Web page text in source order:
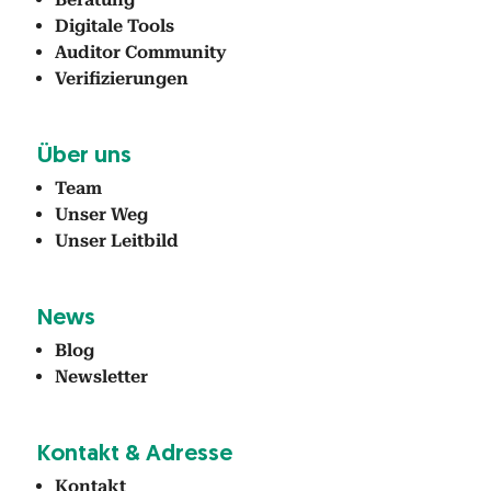
Dig­i­tale Tools
Audi­tor Com­mu­ni­ty
Ver­i­fizierun­gen
Über uns
Team
Unser Weg
Unser Leit­bild
News
Blog
Newslet­ter
Kon­takt & Adresse
Kon­takt